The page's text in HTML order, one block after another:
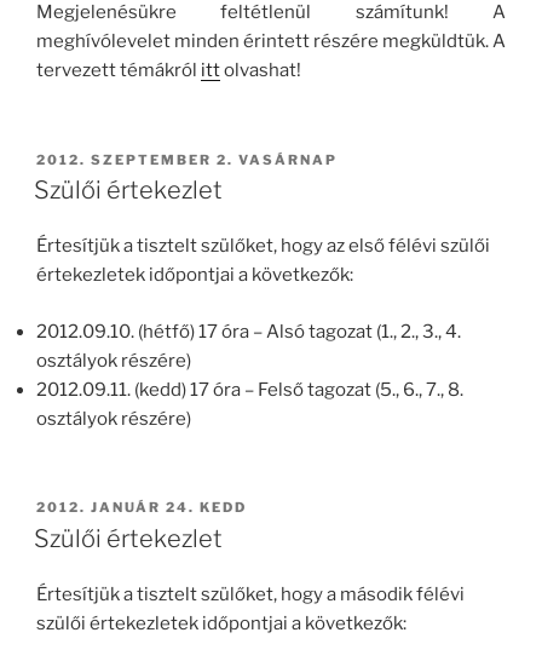
Megjelenésükre feltétlenül számítunk! A
meghívólevelet minden érintett részére megküldtük. A
tervezett témákról ittolvashat!
BEKÜLDVE:
2012. SZEPTEMBER 2. VASÁRNAP
Szülői értekezlet
Értesítjük a tisztelt szülőket, hogy az első félévi szülői
értekezletek időpontjai a következők:
2012.09.10. (hétfő) 17 óra – Alsó tagozat (1., 2., 3., 4.
osztályok részére)
2012.09.11. (kedd) 17 óra – Felső tagozat (5., 6., 7., 8.
osztályok részére)
BEKÜLDVE:
2012. JANUÁR 24. KEDD
Szülői értekezlet
Értesítjük a tisztelt szülőket, hogy a második félévi
szülői értekezletek időpontjai a következők: